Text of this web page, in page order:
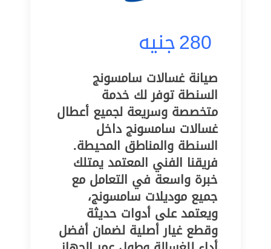
280جنيه
صيانة غسالات سامسونج
السنطة توفر لك خدمة
متخصصة وسريعة لجميع أعطال
غسالات سامسونج داخل
السنطة والمناطق المحيطة.
فريقنا الفني المعتمد يمتلك
خبرة واسعة في التعامل مع
جميع موديلات سامسونج،
ويعتمد على أدوات حديثة
وقطع غيار أصلية لضمان أفضل